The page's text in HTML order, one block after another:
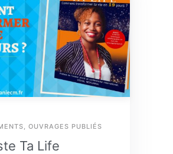
, OUVRAGES PUBLIÉS
Ta Life